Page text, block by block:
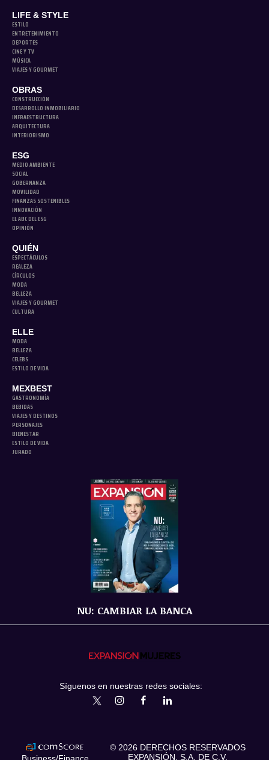
LIFE & STYLE
ESTILO
ENTRETENIMIENTO
DEPORTES
CINE Y TV
MÚSICA
VIAJES Y GOURMET
OBRAS
CONSTRUCCIÓN
DESARROLLO INMOBILIARIO
INFRAESTRUCTURA
ARQUITECTURA
INTERIORISMO
ESG
MEDIO AMBIENTE
SOCIAL
GOBERNANZA
MOVILIDAD
FINANZAS SOSTENIBLES
INNOVACIÓN
EL ABC DEL ESG
OPINIÓN
QUIÉN
ESPECTÁCULOS
REALEZA
CÍRCULOS
MODA
BELLEZA
VIAJES Y GOURMET
CULTURA
ELLE
MODA
BELLEZA
CELEBS
ESTILO DE VIDA
MEXBEST
GASTRONOMÍA
BEBIDAS
VIAJES Y DESTINOS
PERSONAJES
BIENESTAR
ESTILO DE VIDA
JURADO
NU: CAMBIAR LA BANCA
Síguenos en nuestras redes sociales:
expansionmxExpansionMex
© 2026 DERECHOS RESERVADOS
EXPANSIÓN, S.A. DE C.V.